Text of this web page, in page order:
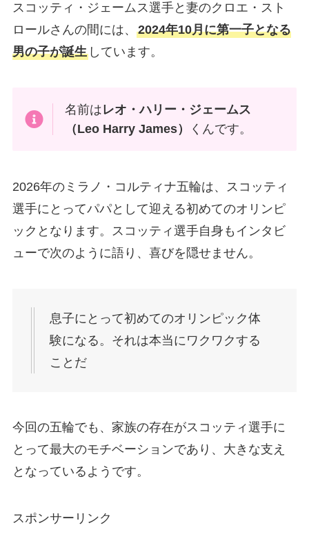
スコッティ・ジェームス選手と妻のクロエ・スト
ロールさんの間には、 2024年10月に第一子となる
男の子が誕生しています。
名前はレオ・ハリー・ジェームス
（Leo Harry James）
くんです。
2026年のミラノ・コルティナ五輪は、スコッティ
選手にとってパパとして迎える初めてのオリンピ
ックとなります。スコッティ選手自身もインタビ
ューで次のように語り、喜びを隠せません。
息子にとって初めてのオリンピック体
験になる。それは本当にワクワクする
ことだ
今回の五輪でも、家族の存在がスコッティ選手に
とって最大のモチベーションであり、大きな支え
となっているようです。
スポンサーリンク